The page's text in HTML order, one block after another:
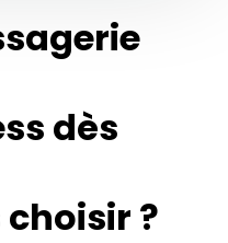
dès
?